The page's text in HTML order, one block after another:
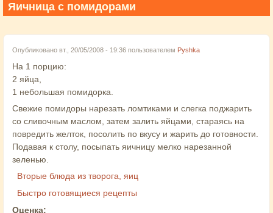
Яичница с помидорами
Опубликовано вт., 20/05/2008 - 19:36 пользователем Pyshka
На 1 порцию:
2 яйца,
1 небольшая помидорка.
Свежие помидоры нарезать ломтиками и слегка поджарить
со сливочным маслом, затем залить яйцами, стараясь на
повредить желток, посолить по вкусу и жарить до готовности.
Подавая к столу, посыпать яичницу мелко нарезанной
зеленью.
Вторые блюда из творога, яиц
Быстро готовящиеся рецепты
Оценка: